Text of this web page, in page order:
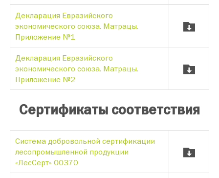
Декларация Евразийского
экономического союза. Матрацы.
Приложение №1
Декларация Евразийского
экономического союза. Матрацы.
Приложение №2
Сертификаты соответствия
Система добровольной сертификации
лесопромышленной продукции
«ЛесСерт» 00370